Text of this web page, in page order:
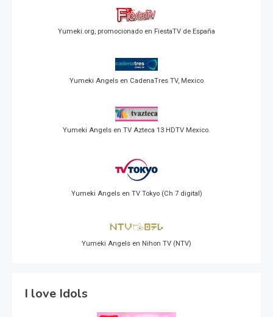
Yumeki.org, promocionado en FiestaTV de España
Yumeki Angels en CadenaTres TV, Mexico
Yumeki Angels en TV Azteca 13 HDTV Mexico.
Yumeki Angels en TV Tokyo (Ch 7 digital)
Yumeki Angels en Nihon TV (NTV)
I love Idols